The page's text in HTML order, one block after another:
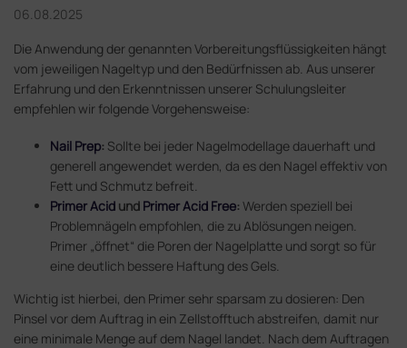
06.08.2025
Die Anwendung der genannten Vorbereitungsflüssigkeiten hängt
vom jeweiligen Nageltyp und den Bedürfnissen ab. Aus unserer
Erfahrung und den Erkenntnissen unserer Schulungsleiter
empfehlen wir folgende Vorgehensweise:
Nail Prep: Sollte bei jeder Nagelmodellage dauerhaft und
generell angewendet werden, da es den Nagel effektiv von
Fett und Schmutz befreit.
Primer Acid und Primer Acid Free: Werden speziell bei
Problemnägeln empfohlen, die zu Ablösungen neigen.
Primer „öffnet“ die Poren der Nagelplatte und sorgt so für
eine deutlich bessere Haftung des Gels.
Wichtig ist hierbei, den Primer sehr sparsam zu dosieren: Den
Pinsel vor dem Auftrag in ein Zellstofftuch abstreifen, damit nur
eine minimale Menge auf dem Nagel landet. Nach dem Auftragen